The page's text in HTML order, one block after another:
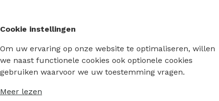
Cookie instellingen
Om uw ervaring op onze website te optimaliseren, willen
we naast functionele cookies ook optionele cookies
gebruiken waarvoor we uw toestemming vragen.
Meer lezen